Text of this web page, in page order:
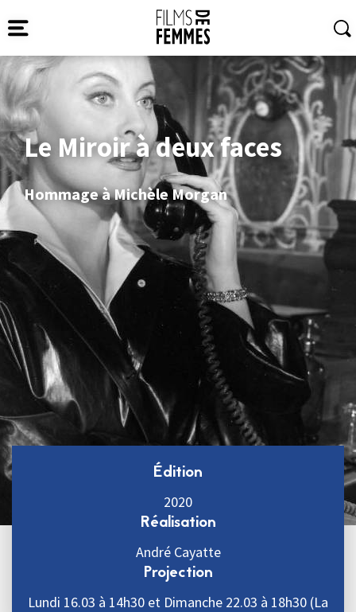
Le Miroir à deux faces
Hommage à Michèle Morgan
Édition
2020
Réalisation
André Cayatte
Projection
Lundi 16.03 à 14h30 et Dimanche 22.03 à 18h30 (La